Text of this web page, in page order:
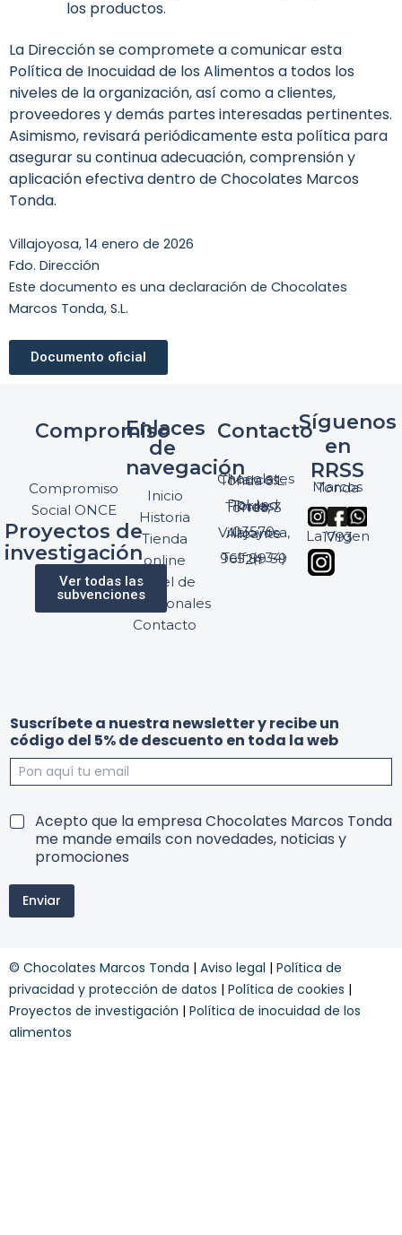
los productos.
La Dirección se compromete a comunicar esta
Política de Inocuidad de los Alimentos a todos los
niveles de la organización, así como a clientes,
proveedores y demás partes interesadas pertinentes.
Asimismo, revisará periódicamente esta política para
asegurar su continua adecuación, comprensión y
aplicación efectiva dentro de Chocolates Marcos
Tonda.
Villajoyosa, 14 enero de 2026
Fdo. Dirección
Este documento es una declaración de Chocolates
Marcos Tonda, S.L.
Documento oficial
Compromiso
Compromiso
Social ONCE
Proyectos de
investigación
Ver todas las
subvenciones
Enlaces
de
navegación
Inicio
Historia
Tienda
online
Panel de
profesionales
Contacto
Contacto
Chocolates Marcos Tonda S.L.
Pol. Ind. Torres, Ptda. Torres, 3
03570 Villajoyosa, Alicante
Telf: (+34) 965 89 59 24
Síguenos
en
RRSS
Marcos Tonda
La Virgen 1793
Suscríbete a nuestra newsletter y recibe un
código del 5% de descuento en toda la web
e
e
r
c
o
n
d
e
a
T
i
o
c
o
n
d
i
Acepto que la empresa Chocolates Marcos Tonda
me mande emails con novedades, noticias y
promociones
Enviar
© Chocolates Marcos Tonda | Aviso legal | Política de
privacidad y protección de datos | Política de cookies |
Proyectos de investigación | Política de inocuidad de los
alimentos